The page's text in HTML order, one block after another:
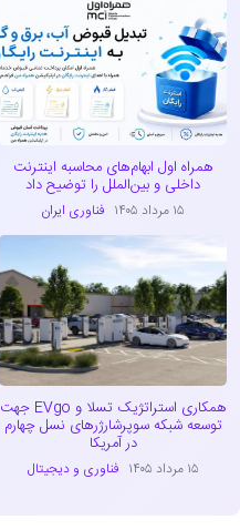
همراه اول ابهام‌های محاسبه اینترنت
داخلی و بین‌الملل را توضیح داد
۱۵ مرداد ۱۴۰۵ فناوری ایران
همکاری استراتژیک تسلا و EVgo جهت
توسعه شبکه سوپرشارژرهای نسل چهارم
در آمریکا
۱۵ مرداد ۱۴۰۵ فناوری و دیجیتال